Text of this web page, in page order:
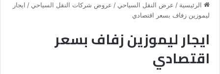
الرئيسية / عرض النقل السياحي / عروض شركات النقل السياحي / ايجار
ليموزين زفاف بسعر اقتصادي
ايجار ليموزين زفاف بسعر
اقتصادي